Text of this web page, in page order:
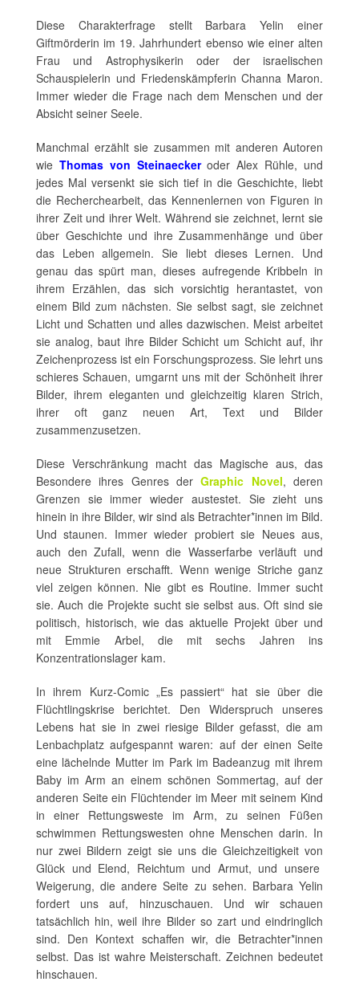
Diese Charakterfrage stellt Barbara Yelin einer
Giftmörderin im 19. Jahrhundert ebenso wie einer alten
Frau und Astrophysikerin oder der israelischen
Schauspielerin und Friedenskämpferin Channa Maron.
Immer wieder die Frage nach dem Menschen und der
Absicht seiner Seele.
Manchmal erzählt sie zusammen mit anderen Autoren
wie Thomas von Steinaeckeroder Alex Rühle, und
jedes Mal versenkt sie sich tief in die Geschichte, liebt
die Recherchearbeit, das Kennenlernen von Figuren in
ihrer Zeit und ihrer Welt. Während sie zeichnet, lernt sie
über Geschichte und ihre Zusammenhänge und über
das Leben allgemein. Sie liebt dieses Lernen. Und
genau das spürt man, dieses aufregende Kribbeln in
ihrem Erzählen, das sich vorsichtig herantastet, von
einem Bild zum nächsten. Sie selbst sagt, sie zeichnet
Licht und Schatten und alles dazwischen. Meist arbeitet
sie analog, baut ihre Bilder Schicht um Schicht auf, ihr
Zeichenprozess ist ein Forschungsprozess. Sie lehrt uns
schieres Schauen, umgarnt uns mit der Schönheit ihrer
Bilder, ihrem eleganten und gleichzeitig klaren Strich,
ihrer oft ganz neuen Art, Text und Bilder
zusammenzusetzen.
Diese Verschränkung macht das Magische aus, das
Besondere ihres Genres derGraphic Novel, deren
Grenzen sie immer wieder austestet. Sie zieht uns
hinein in ihre Bilder, wir sind als Betrachter*innen im Bild.
Und staunen. Immer wieder probiert sie Neues aus,
auch den Zufall, wenn die Wasserfarbe verläuft und
neue Strukturen erschafft. Wenn wenige Striche ganz
viel zeigen können. Nie gibt es Routine. Immer sucht
sie. Auch die Projekte sucht sie selbst aus. Oft sind sie
politisch, historisch, wie das aktuelle Projekt über und
mit Emmie Arbel, die mit sechs Jahren ins
Konzentrationslager kam.
In ihrem Kurz-Comic „Es passiert“ hat sie über die
Flüchtlingskrise berichtet. Den Widerspruch unseres
Lebens hat sie in zwei riesige Bilder gefasst, die am
Lenbachplatz aufgespannt waren: auf der einen Seite
eine lächelnde Mutter im Park im Badeanzug mit ihrem
Baby im Arm an einem schönen Sommertag, auf der
anderen Seite ein Flüchtender im Meer mit seinem Kind
in einer Rettungsweste im Arm, zu seinen Füßen
schwimmen Rettungswesten ohne Menschen darin. In
nur zwei Bildern zeigt sie uns die Gleichzeitigkeit von
Glück und Elend, Reichtum und Armut, und unsere
Weigerung, die andere Seite zu sehen. Barbara Yelin
fordert uns auf, hinzuschauen. Und wir schauen
tatsächlich hin, weil ihre Bilder so zart und eindringlich
sind. Den Kontext schaffen wir, die Betrachter*innen
selbst. Das ist wahre Meisterschaft. Zeichnen bedeutet
hinschauen.